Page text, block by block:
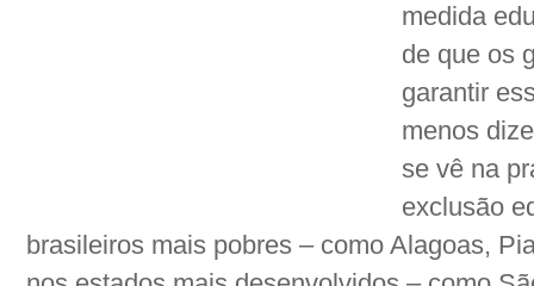
medida
de que os
garantir
menos
se vê na
exclusão
brasileiros mais pobres – como Alagoas,